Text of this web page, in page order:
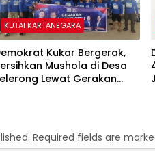
KUTAI KARTANEGARA
Kukar Bergerak,
Mushola di Desa
Lewat Gerakan
Required fields are